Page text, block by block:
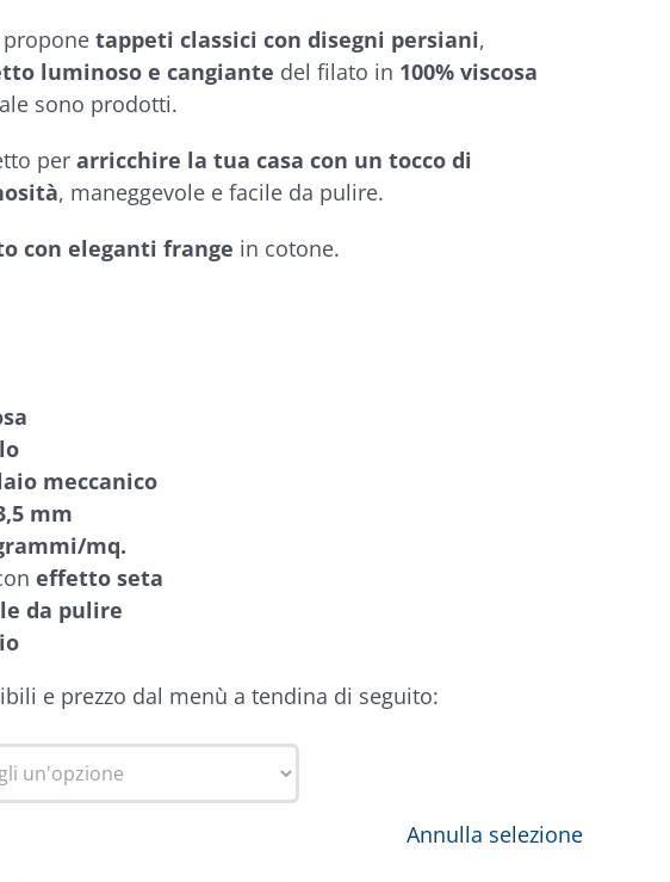
propone tappeti classici con disegni persiani,
luminoso e cangiante del filato in 100% viscosa
sono prodotti.
per arricchire la tua casa con un tocco di
, maneggevole e facile da pulire.
con eleganti frange in cotone.
meccanico
mm
mq.
effetto seta
da pulire
e prezzo dal menù a tendina di seguito:
Annulla selezione